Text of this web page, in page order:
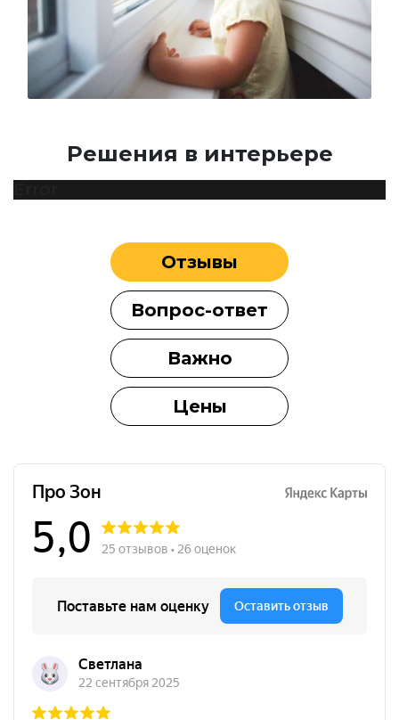
Решения в интерьере
Отзывы
Вопрос-ответ
Важно
Цены